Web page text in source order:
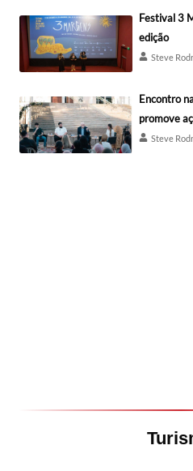
Festival 3
edição
Steve
Encontro
promove
Steve